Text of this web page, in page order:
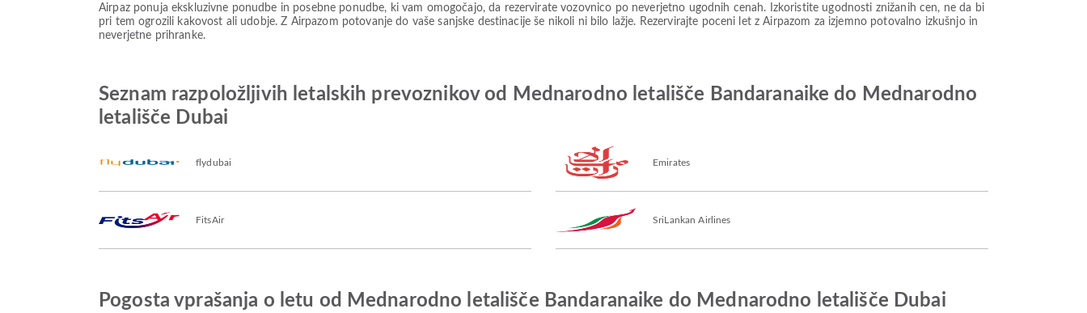
Airpaz ponuja ekskluzivne ponudbe in posebne ponudbe, ki vam omogočajo, da rezervirate vozovnico po neverjetno ugodnih cenah. Izkoristite ugodnosti znižanih cen, ne da bi
pri tem ogrozili kakovost ali udobje. Z Airpazom potovanje do vaše sanjske destinacije še nikoli ni bilo lažje. Rezervirajte poceni let z Airpazom za izjemno potovalno izkušnjo in
neverjetne prihranke.
Seznam razpoložljivih letalskih prevoznikov od Mednarodno letališče Bandaranaike do Mednarodno
letališče Dubai
flydubai Emirates
FitsAir SriLankan Airlines
Pogosta vprašanja o letu od Mednarodno letališče Bandaranaike do Mednarodno letališče Dubai